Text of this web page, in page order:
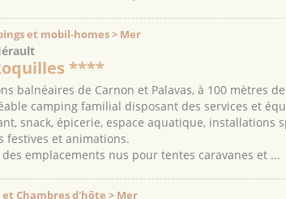
et mobil-homes > Mer
****
balnéaires de Carnon et Palavas, à 100 mètres
camping familial disposant des services et
snack, épicerie, espace aquatique, installations
festives et animations.
emplacements nus pour tentes caravanes et ...
Chambres d'hôte > Mer